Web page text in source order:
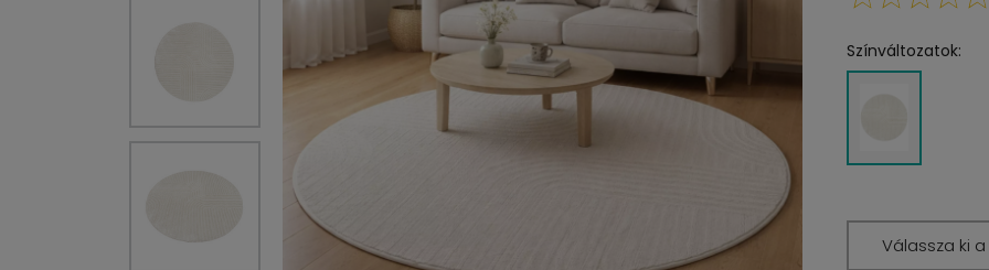
Színváltozatok:
Válassza ki